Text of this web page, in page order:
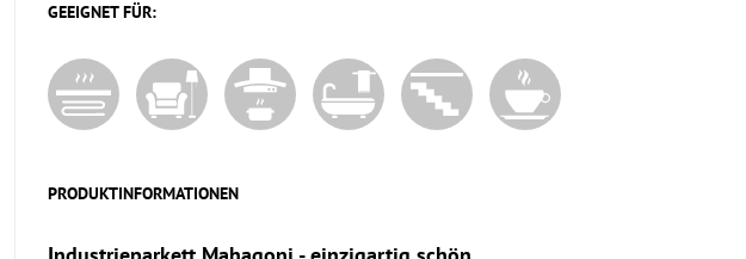
GEEIGNET FÜR:
PRODUKTINFORMATIONEN